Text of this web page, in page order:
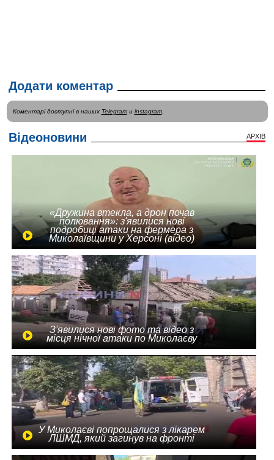
Додати коментар
Коментарі доступні в наших Telegramи instagram.
Відеоновини АРХІВ
«Дружина втекла, а дрон почав
полювання»: з'явилися нові
подробиці атаки на фермера з
Миколаївщини у Херсоні (відео)
З'явилися нові фото та відео з
місця нічної атаки по Миколаєву
У Миколаєві попрощалися з лікарем
ЛШМД, який загинув на фронті